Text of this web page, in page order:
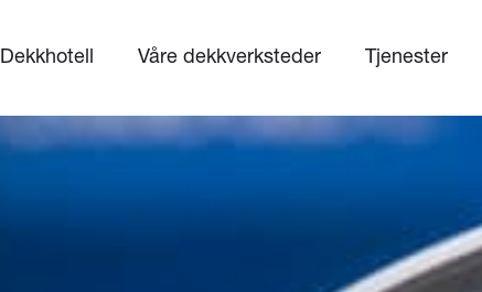
Dekkhotell Våre dekkverksteder Tjenester